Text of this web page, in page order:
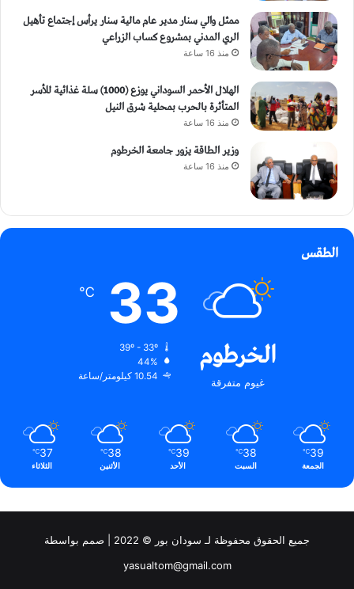
ممثل والي سنار مدير عام مالية سنار يرأس إجتماع تأهيل
الري المدني بمشروع كساب الزراعي
منذ 16 ساعة
الهلال الأحمر السوداني يوزع (1000) سلة غذائية للأسر
المتأثرة بالحرب بمحلية شرق النيل
منذ 16 ساعة
وزير الطاقة يزور جامعة الخرطوم
منذ 16 ساعة
الطقس
الخرطوم
غيوم متفرقة
33
℃
44%
10.54 كيلومتر/ساعة
39
℃
الجمعة
38
℃
السبت
39
℃
الأحد
38
℃
الأثنين
37
℃
الثلاثاء
جميع الحقوق محفوظة لـ سودان بور © 2022 | صمم بواسطة
yasualtom@gmail.com